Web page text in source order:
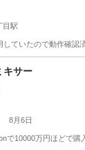
目駅
ていたので動作確認
丁目駅
キサー
8月6日
で10000万円ほどで